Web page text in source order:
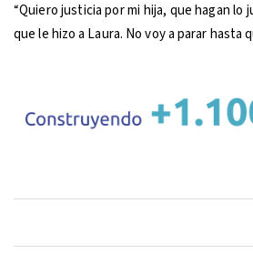
“Quiero justicia por mi hija, que hagan lo
que le hizo a Laura. No voy a parar hasta